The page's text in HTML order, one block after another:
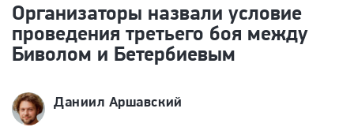
Организаторы назвали условие
проведения третьего боя между
Биволом и Бетербиевым
Даниил Аршавский